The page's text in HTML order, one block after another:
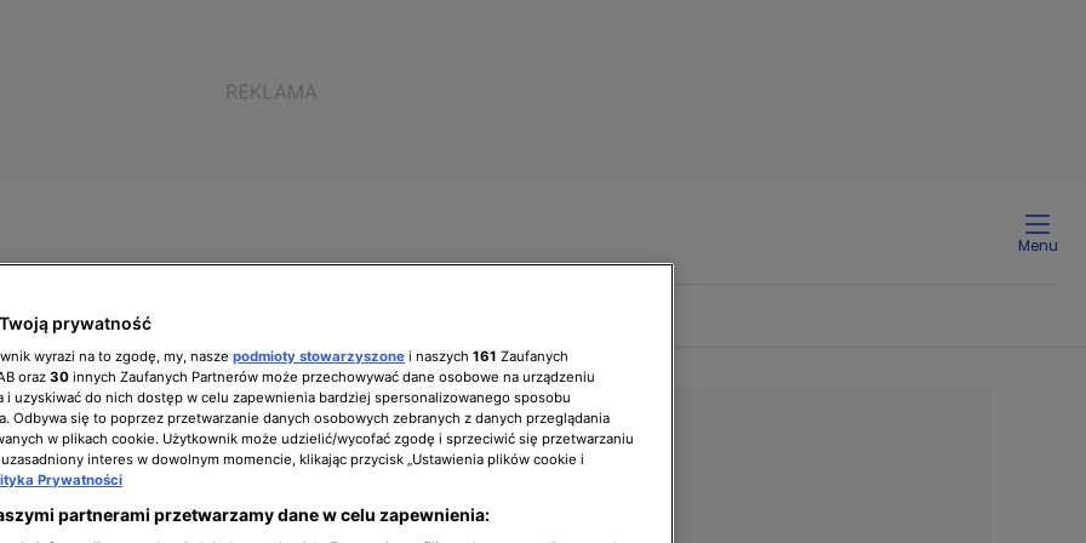
Menu
zarządzający Biuro prasowe
prywatność
wyrazi na to zgodę, my, nasze podmioty stowarzyszone i naszych 161 Zaufanych
oraz 30 innych Zaufanych Partnerów może przechowywać dane osobowe na urządzeniu
i uzyskiwać do nich dostęp w celu zapewnienia bardziej spersonalizowanego sposobu
Odbywa się to poprzez przetwarzanie danych osobowych zebranych z danych przeglądania
w plikach cookie. Użytkownik może udzielić/wycofać zgodę i sprzeciwić się przetwarzaniu
interes w dowolnym momencie, klikając przycisk „Ustawienia plików cookie i
Prywatności
partnerami przetwarzamy dane w celu zapewnienia: